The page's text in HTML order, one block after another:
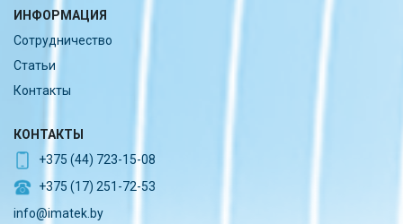
ИНФОРМАЦИЯ
Сотрудничество
Статьи
Контакты
КОНТАКТЫ
+375 (44) 723-15-08
+375 (17) 251-72-53
info@imatek.by